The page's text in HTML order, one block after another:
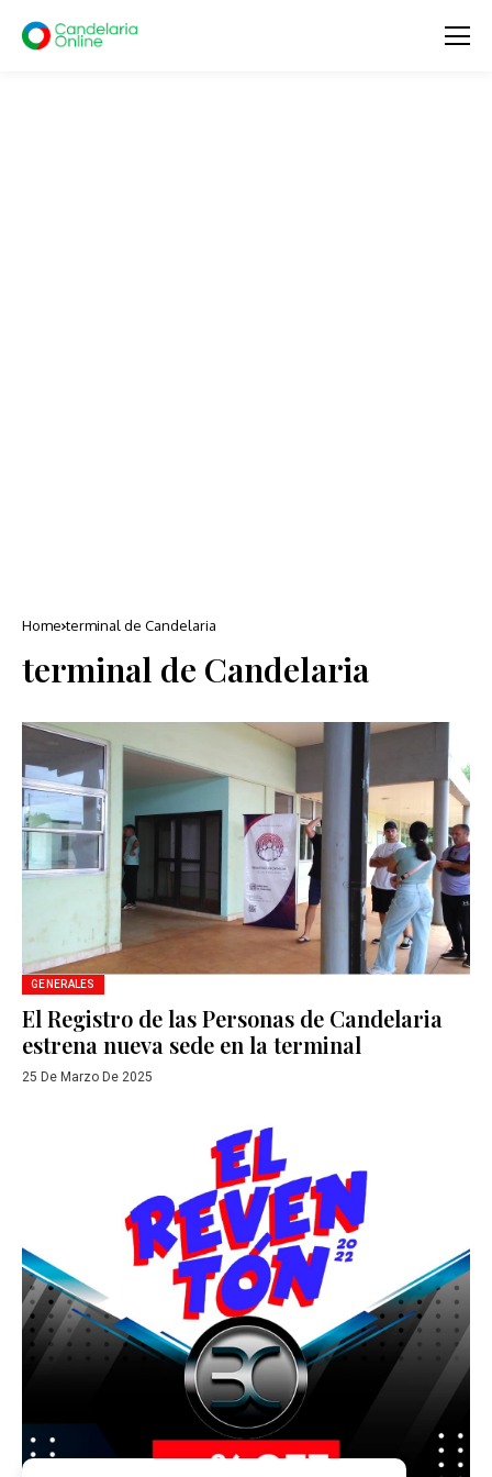
Home terminal de Candelaria
terminal de Candelaria
GENERALES
El Registro de las Personas de Candelaria
estrena nueva sede en la terminal
25 De Marzo De 2025